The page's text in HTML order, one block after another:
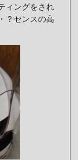
ィングをされ
？センスの高